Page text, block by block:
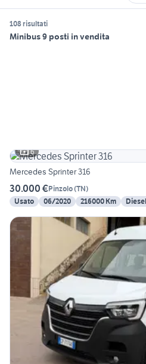
108 risultati
Minibus 9 posti in vendita
6
Mercedes Sprinter 316
30.000 €Pinzolo(TN)
Usato
06/2020 216000 Km Diesel